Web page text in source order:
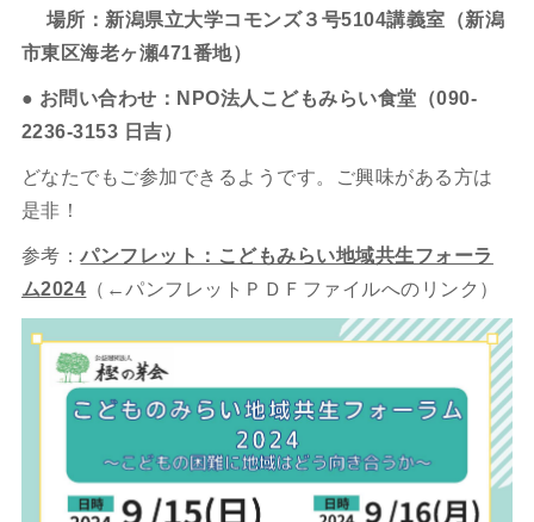
場所：新潟県立大学コモンズ３号5104講義室（新潟
市東区海老ヶ瀬471番地）
● お問い合わせ：NPO法人こどもみらい食堂（090-
2236-3153 日吉）
どなたでもご参加できるようです。ご興味がある方は
是非！
参考：パンフレット：こどもみらい地域共生フォーラ
ム2024 （←パンフレットＰＤＦファイルへのリンク）